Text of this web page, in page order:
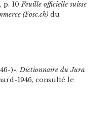
p. 10Feuille officielle suisse
(Fosc.ch) du
)», Dictionnaire du Jura
1946, consulté le